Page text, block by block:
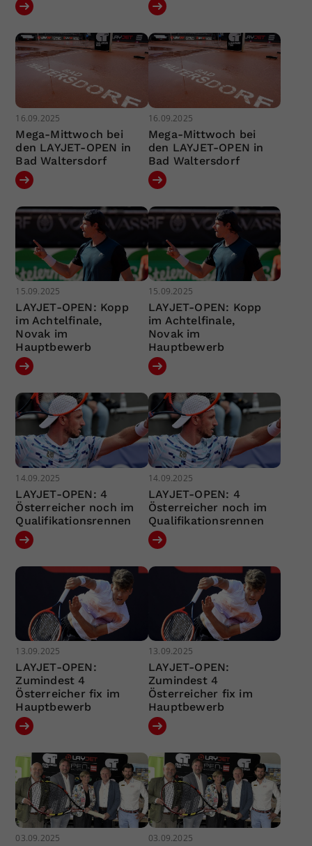
16.09.2025
Mega-Mittwoch bei
den LAYJET-OPEN in
Bad Waltersdorf
16.09.2025
Mega-Mittwoch bei
den LAYJET-OPEN in
Bad Waltersdorf
15.09.2025
LAYJET-OPEN: Kopp
im Achtelfinale,
Novak im
Hauptbewerb
15.09.2025
LAYJET-OPEN: Kopp
im Achtelfinale,
Novak im
Hauptbewerb
14.09.2025
LAYJET-OPEN: 4
Österreicher noch im
Qualifikationsrennen
14.09.2025
LAYJET-OPEN: 4
Österreicher noch im
Qualifikationsrennen
13.09.2025
LAYJET-OPEN:
Zumindest 4
Österreicher fix im
Hauptbewerb
13.09.2025
LAYJET-OPEN:
Zumindest 4
Österreicher fix im
Hauptbewerb
03.09.2025 03.09.2025